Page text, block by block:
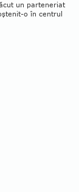
un parteneriat
o în centrul